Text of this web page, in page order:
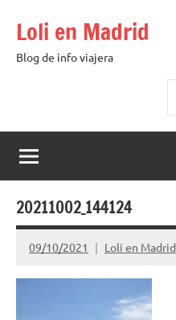
contenido
Loli en Madrid
Blog de info viajera
20211002_144124
09/10/2021 Loli en Madrid